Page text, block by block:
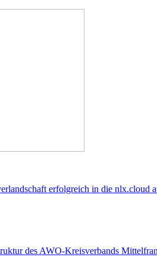
erfolgreich in die nlx.cloud
des AWO-Kreisverbands